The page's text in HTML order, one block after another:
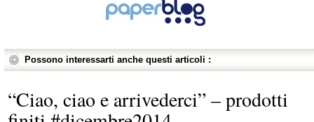
Possono interessarti anche questi articoli :
“Ciao, ciao e arrivederci” – prodotti